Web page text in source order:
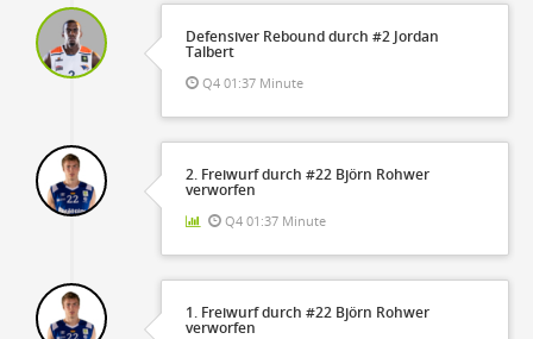
Defensiver Rebound durch #2 Jordan
Talbert
Q4 01:37 Minute
2. Freiwurf durch #22 Björn Rohwer
verworfen
Q4 01:37 Minute
1. Freiwurf durch #22 Björn Rohwer
verworfen